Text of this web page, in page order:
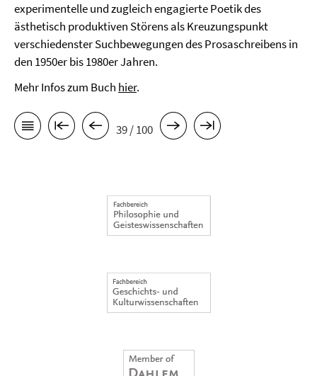
experimentelle und zugleich engagierte Poetik des
ästhetisch produktiven Störens als Kreuzungspunkt
verschiedenster Suchbewegungen des Prosaschreibens in
den 1950er bis 1980er Jahren.
Mehr Infos zum Buch hier.
39 / 100